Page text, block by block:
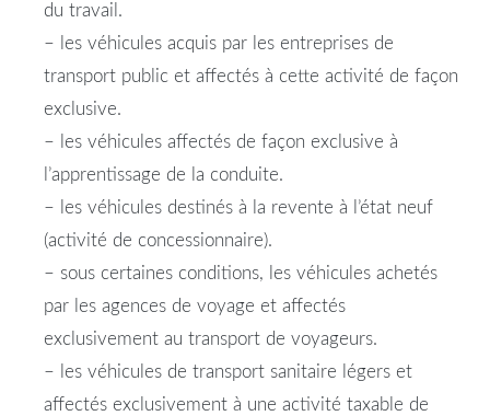
du travail.
– les véhicules acquis par les entreprises de
transport public et affectés à cette activité de façon
exclusive.
– les véhicules affectés de façon exclusive à
l’apprentissage de la conduite.
– les véhicules destinés à la revente à l’état neuf
(activité de concessionnaire).
– sous certaines conditions, les véhicules achetés
par les agences de voyage et affectés
exclusivement au transport de voyageurs.
– les véhicules de transport sanitaire légers et
affectés exclusivement à une activité taxable de